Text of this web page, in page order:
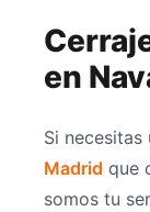
en
Si necesitas
Madrid que
somos tu